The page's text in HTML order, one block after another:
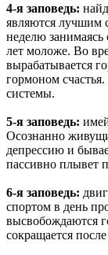
4-я заповедь:
являются лучшим
неделю занимаясь
лет моложе. Во
вырабатывается
гормоном
системы.
5-я заповедь:
Осознанно
депрессию и
пассивно плывет
6-я заповедь:
спортом в день
высвобождаются
сокращается